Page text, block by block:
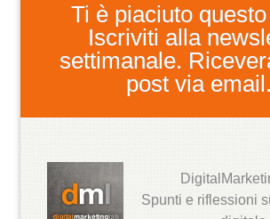
Ti è piaciuto
Iscriviti alla
settimanale.
post via email.
Spunti e riflessioni